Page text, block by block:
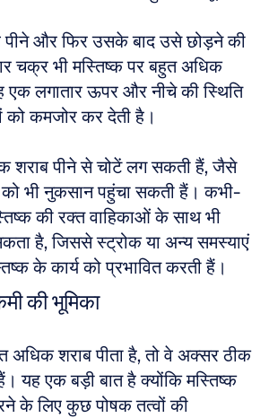
पीने और फिर उसके बाद उसे छोड़ने की
चक्र भी मस्तिष्क पर बहुत अधिक
एक लगातार ऊपर और नीचे की स्थिति
को कमजोर कर देती है।
शराब पीने से चोटें लग सकती हैं, जैसे
को भी नुकसान पहुंचा सकती हैं। कभी-
की रक्त वाहिकाओं के साथ भी
है, जिससे स्ट्रोक या अन्य समस्याएं
के कार्य को प्रभावित करती हैं।
की भूमिका
अधिक शराब पीता है, तो वे अक्सर ठीक
यह एक बड़ी बात है क्योंकि मस्तिष्क
के लिए कुछ पोषक तत्वों की